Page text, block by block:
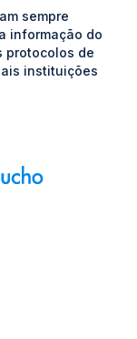
sempre
informação do
protocolos de
instituições